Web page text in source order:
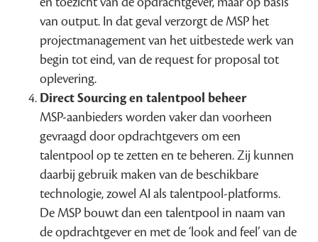
van output. In dat geval verzorgt de MSP het
projectmanagement van het uitbestede werk van
begin tot eind, van de request for proposal tot
oplevering.
Direct Sourcing en talentpool beheer
MSP-aanbieders worden vaker dan voorheen
gevraagd door opdrachtgevers om een
talentpool op te zetten en te beheren. Zij kunnen
daarbij gebruik maken van de beschikbare
technologie, zowel AI als talentpool-platforms.
De MSP bouwt dan een talentpool in naam van
de opdrachtgever en met de ‘look and feel’ van de